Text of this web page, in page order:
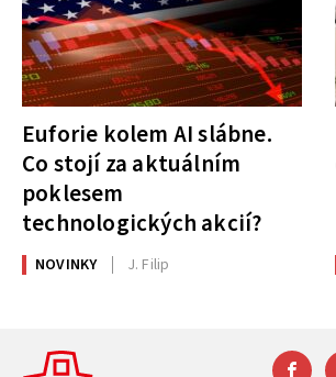
Euforie kolem AI slábne.
Co stojí za aktuálním
poklesem
technologických akcií?
NOVINKY J. Filip